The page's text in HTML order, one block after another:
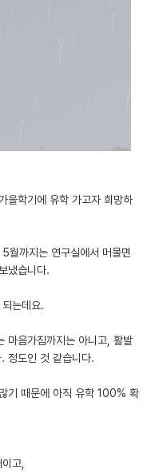
을학기에 유학 가고자 희망하
월까지는 연구실에서 머물면
냈습니다.
는데요.
마음가짐까지는 아니고, 활발
정도인 것 같습니다.
기 때문에 아직 유학 100% 확
고,